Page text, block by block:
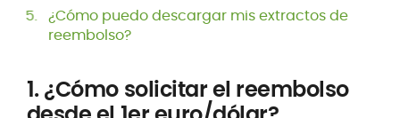
¿Cómo puedo descargar mis extractos de
reembolso?
1. ¿Cómo solicitar el reembolso